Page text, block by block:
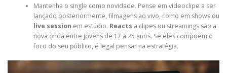
Mantenha o single como novidade. Pense em videoclipe a ser
lançado posteriormente, filmagens ao vivo, como em shows ou
live session em estúdio. Reacts a clipes ou streamings são a
nova onda entre jovens de 17 a 25 anos. Se eles compõem o
foco do seu público, é legal pensar na estratégia.